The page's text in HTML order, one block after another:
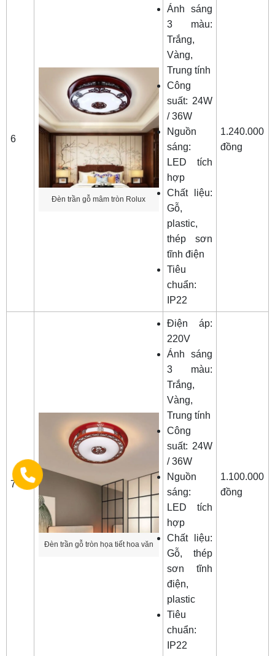
6
Đèn trần gỗ mâm tròn Rolux
Ánh sáng
3 màu:
Trắng,
Vàng,
Trung tính
Công
suất: 24W
/ 36W
Nguồn
sáng:
LED tích
hợp
Chất liệu:
Gỗ,
plastic,
thép sơn
tĩnh điện
Tiêu
chuẩn:
IP22
1.240.000
đồng
7
Đèn trần gỗ tròn họa tiết hoa văn
Điện áp:
220V
Ánh sáng
3 màu:
Trắng,
Vàng,
Trung tính
Công
suất: 24W
/ 36W
Nguồn
sáng:
LED tích
hợp
Chất liệu:
Gỗ, thép
sơn tĩnh
điện,
plastic
Tiêu
chuẩn:
IP22
1.100.000
đồng